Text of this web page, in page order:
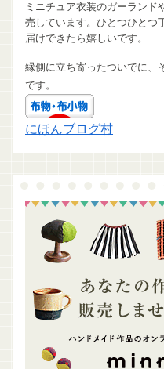
ミニチュア衣装のガーランド
売しています。ひとつひとつ
届けできたら嬉しいです。
縁側に立ち寄ったついでに、
です。
にほんブログ村